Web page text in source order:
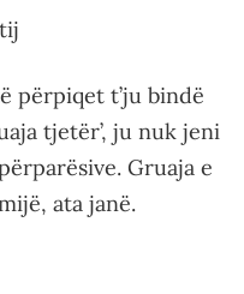
përpiqet t’ju bindë
tjetër’, ju nuk jeni
Gruaja e
ata janë.